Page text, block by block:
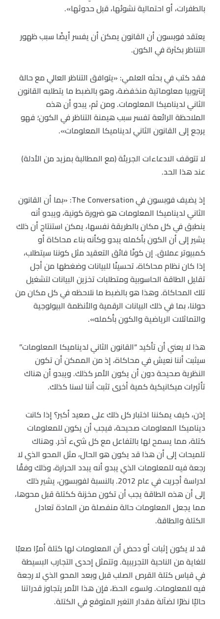
بالطفرات، أو احتمالية نشوئها، قبل حدوثها».
يعتقد فوبسون أن القانون يمكن أن يفسر أيضًا سبب ظهور
التناظر بكثرة في الكون.
فقد كتب في بحثه العلمي: «يتوافق التناظر العالي مع حالة
إنتروبيا معلوماتية منخفضة، وهو بالضبط ما يتطلبه القانون
الثاني لديناميكا المعلومات. ومن ثم، يبدو أن هذه
الملاحظة الرائعة تفسر سبب هيمنة التناظر في الكون؛ فهو
يرجع إلى القانون الثاني لديناميكا المعلومات».
لا تتوقف الادعاءات الجريئة (مع المطالبة بمزيد من الأدلة)
عند هذا الحد.
إذ يضيف فوبسون في The Conversation: «بما أن القانون
الثاني لديناميكا المعلومات هو ضرورة كونية، ويبدو أنه
ينطبق في كل مكان بالطريقة نفسها، يمكن استنتاج أن ذلك
يشير إلى أن الكون بأكمله يبدو وكأنه بناء محاكاة أو
كمبيوتر عملاق. إن كونًا فائق التعقيد مثل كوننا سيتطلب،
إذا كان نظام محاكاة، تحسينًا للبيانات وضغطها من أجل
تقليل الطاقة الحاسوبية ومتطلبات تخزين البيانات لتشغيل
تلك المحاكاة. وهذا هو بالضبط ما نلاحظه في كل مكان من
حولنا، بما في ذلك البيانات الرقمية والأنظمة البيولوجية
والتماثلات الرياضية والكون بأكمله».
هذا لا يعني أن تأكيد “القانون الثاني لديناميكا المعلومات”
سيثبت أننا نعيش في محاكاة، إذ من الممكن أن تكون
النظرية صحيحة دون أن يكون الأمر كذلك. ويبدو أن هناك
تأثيرات ميكانيكية كمية أخرى تثبت أننا لسنا كذلك.
إذن، كيف يمكننا اختبار كل ذلك على صعيد أكبر؟ إذا كانت
ديناميكا المعلومات صحيحة، فيجب أن يكون للمعلومات
كتلة، مما يسمح لها بالتفاعل مع كل شيء آخر. وهناك
تلميحات إلى أن هذا قد يكون هو الحال، مثل المحو الذي لا
رجعة فيه للمعلومات الذي يبدو أنه يبدد الحرارة، وذلك وفقًا
لدراسة أجريت في عام 2012. بالنسبة لفوبسون، يشير ذلك
إلى أن هذه الطاقة يجب أن تكون مخزنة ككتلة قبل محوها،
مما يجعل المعلومات حالة منفصلة من المادة تعادل
الكتلة والطاقة.
قد لا يكون إثبات أو دحض أن المعلومات لها كتلة أمرًا صعبًا
للغاية من الناحية التجريبية. وتتمثل إحدى التجارب البسيطة
في قياس كتلة القرص الصلب قبل وبعد المحو الذي لا رجعة
فيه للمعلومات. ولسوء الحظ، فإن هذا الأمر يتجاوز قدراتنا
حاليًا نظرًا لضآلة مقدار التغير المتوقع في الكتلة.